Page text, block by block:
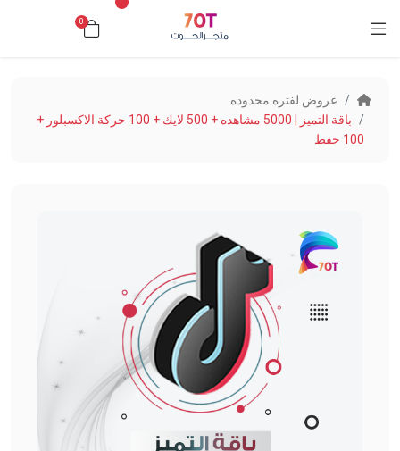
0 د.ك0.000
عروض لفتره محدوده
باقة التميز | 5000 مشاهده + 500 لايك + 100 حركة الاكسبلور +
100 حفظ